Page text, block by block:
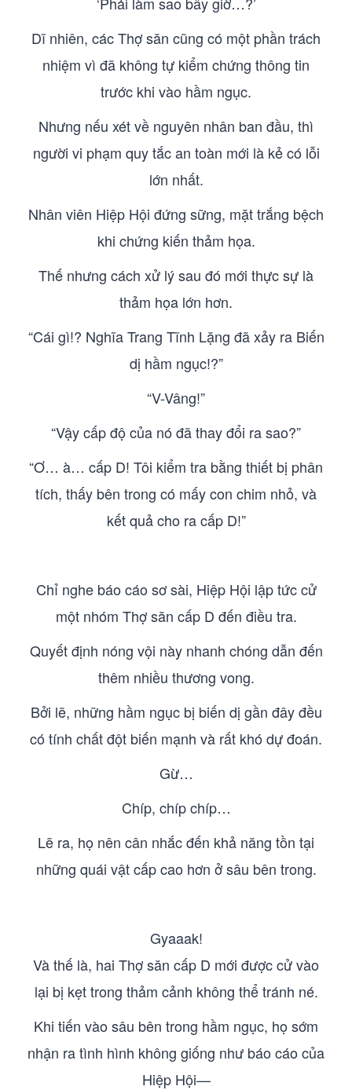
Dĩ nhiên, các Thợ săn cũng có một phần trách
nhiệm vì đã không tự kiểm chứng thông tin
trước khi vào hầm ngục.
Nhưng nếu xét về nguyên nhân ban đầu, thì
người vi phạm quy tắc an toàn mới là kẻ có lỗi
lớn nhất.
Nhân viên Hiệp Hội đứng sững, mặt trắng bệch
khi chứng kiến thảm họa.
Thế nhưng cách xử lý sau đó mới thực sự là
thảm họa lớn hơn.
“Cái gì!? Nghĩa Trang Tĩnh Lặng đã xảy ra Biến
dị hầm ngục!?”
“V-Vâng!”
“Vậy cấp độ của nó đã thay đổi ra sao?”
“Ơ… à… cấp D! Tôi kiểm tra bằng thiết bị phân
tích, thấy bên trong có mấy con chim nhỏ, và
kết quả cho ra cấp D!”
Chỉ nghe báo cáo sơ sài, Hiệp Hội lập tức cử
một nhóm Thợ săn cấp D đến điều tra.
Quyết định nóng vội này nhanh chóng dẫn đến
thêm nhiều thương vong.
Bởi lẽ, những hầm ngục bị biến dị gần đây đều
có tính chất đột biến mạnh và rất khó dự đoán.
Gừ…
Chíp, chíp chíp…
Lẽ ra, họ nên cân nhắc đến khả năng tồn tại
những quái vật cấp cao hơn ở sâu bên trong.
Gyaaak!
Và thế là, hai Thợ săn cấp D mới được cử vào
lại bị kẹt trong thảm cảnh không thể tránh né.
Khi tiến vào sâu bên trong hầm ngục, họ sớm
nhận ra tình hình không giống như báo cáo của
Hiệp Hội—